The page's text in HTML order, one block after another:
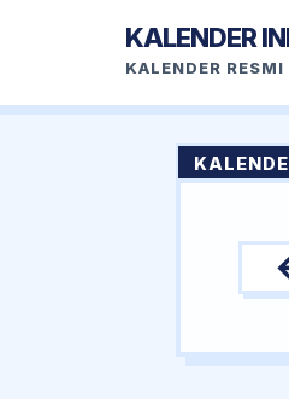
KALENDER
KALENDER